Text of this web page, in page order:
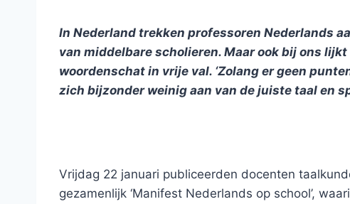
In Nederland trekken professoren Nederlands
van middelbare scholieren. Maar ook bij ons
woordenschat in vrije val. ‘Zolang er geen
zich bijzonder weinig aan van de juiste taal en
Vrijdag 22 januari publiceerden docenten
gezamenlijk ‘Manifest Nederlands op school’,